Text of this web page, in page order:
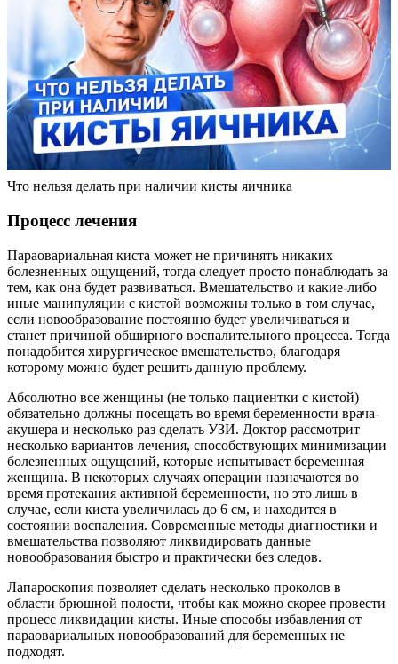
Что нельзя делать при наличии кисты яичника
Процесс лечения
Параовариальная киста может не причинять никаких
болезненных ощущений, тогда следует просто понаблюдать за
тем, как она будет развиваться. Вмешательство и какие-либо
иные манипуляции с кистой возможны только в том случае,
если новообразование постоянно будет увеличиваться и
станет причиной обширного воспалительного процесса. Тогда
понадобится хирургическое вмешательство, благодаря
которому можно будет решить данную проблему.
Абсолютно все женщины (не только пациентки с кистой)
обязательно должны посещать во время беременности врача-
акушера и несколько раз сделать УЗИ. Доктор рассмотрит
несколько вариантов лечения, способствующих минимизации
болезненных ощущений, которые испытывает беременная
женщина. В некоторых случаях операции назначаются во
время протекания активной беременности, но это лишь в
случае, если киста увеличилась до 6 см, и находится в
состоянии воспаления. Современные методы диагностики и
вмешательства позволяют ликвидировать данные
новообразования быстро и практически без следов.
Лапароскопия позволяет сделать несколько проколов в
области брюшной полости, чтобы как можно скорее провести
процесс ликвидации кисты. Иные способы избавления от
параовариальных новообразований для беременных не
подходят.